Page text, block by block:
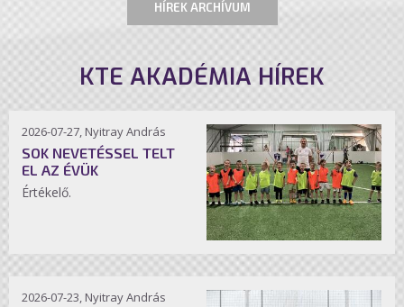
HÍREK ARCHÍVUM
KTE AKADÉMIA HÍREK
2026-07-27, Nyitray András
SOK NEVETÉSSEL TELT
EL AZ ÉVÜK
Értékelő.
2026-07-23, Nyitray András